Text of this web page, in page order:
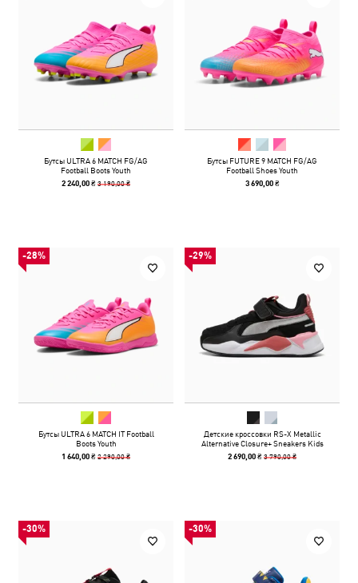
Бутсы ULTRA 6 MATCH FG/AG
Football Boots Youth
2 240,00 ₴3 190,00 ₴
Бутсы FUTURE 9 MATCH FG/AG
Football Shoes Youth
3 690,00 ₴
-28%
Бутсы ULTRA 6 MATCH IT Football
Boots Youth
1 640,00 ₴2 290,00 ₴
-29%
Детские кроссовки RS-X Metallic
Alternative Closure+ Sneakers Kids
2 690,00 ₴3 790,00 ₴
-30% -30%